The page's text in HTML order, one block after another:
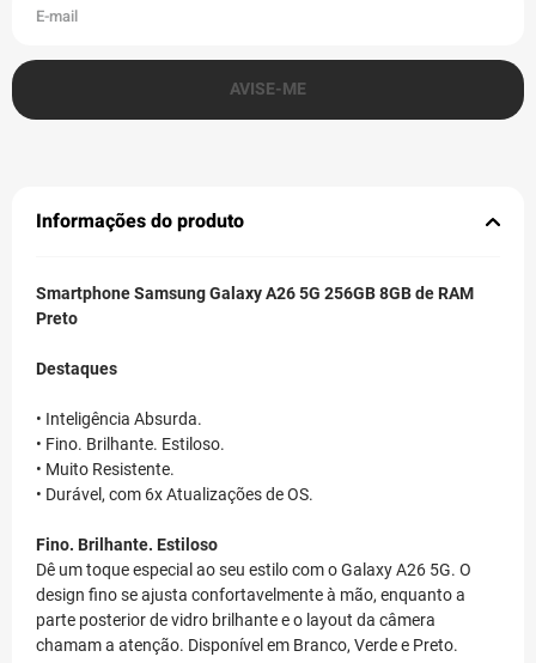
Informações do produto
Smartphone Samsung Galaxy A26 5G 256GB 8GB de RAM
Preto
Destaques
• Inteligência Absurda.
• Fino. Brilhante. Estiloso.
• Muito Resistente.
• Durável, com 6x Atualizações de OS.
Fino. Brilhante. Estiloso
Dê um toque especial ao seu estilo com o Galaxy A26 5G. O
design fino se ajusta confortavelmente à mão, enquanto a
parte posterior de vidro brilhante e o layout da câmera
chamam a atenção. Disponível em Branco, Verde e Preto.